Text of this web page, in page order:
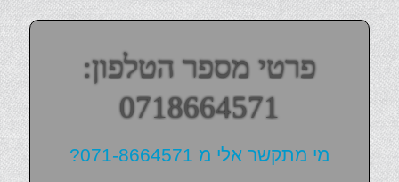
פרטי מספר הטלפון:
0718664571
מי מתקשר אלי מ 071-8664571?